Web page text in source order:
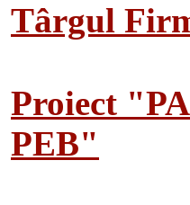
Târgul
Proiect
PEB"